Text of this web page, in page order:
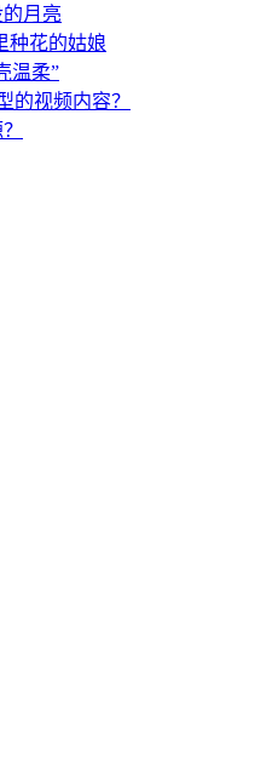
月亮
种花的姑娘
温柔”
的视频内容？